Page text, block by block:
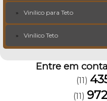
Vinílico para Teto
Vinílico Teto
Entre em
(11)
(11)